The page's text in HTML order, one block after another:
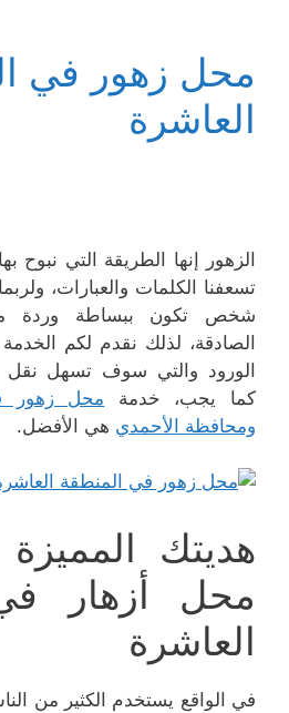
محل زهور في
العاشرة
الزهور إنها الطريقة التي نبوح
تسعفنا الكلمات والعبارات،
شخص تكون ببساطة وردة
الصادقة، لذلك نقدم لكم
الورود والتي سوف تسهل
كما يجب، خدمة محل زهور
ومحافظة الأحمدي هي الأفضل.
هديتك
محل أزهار
العاشرة
في الواقع يستخدم الكثير من